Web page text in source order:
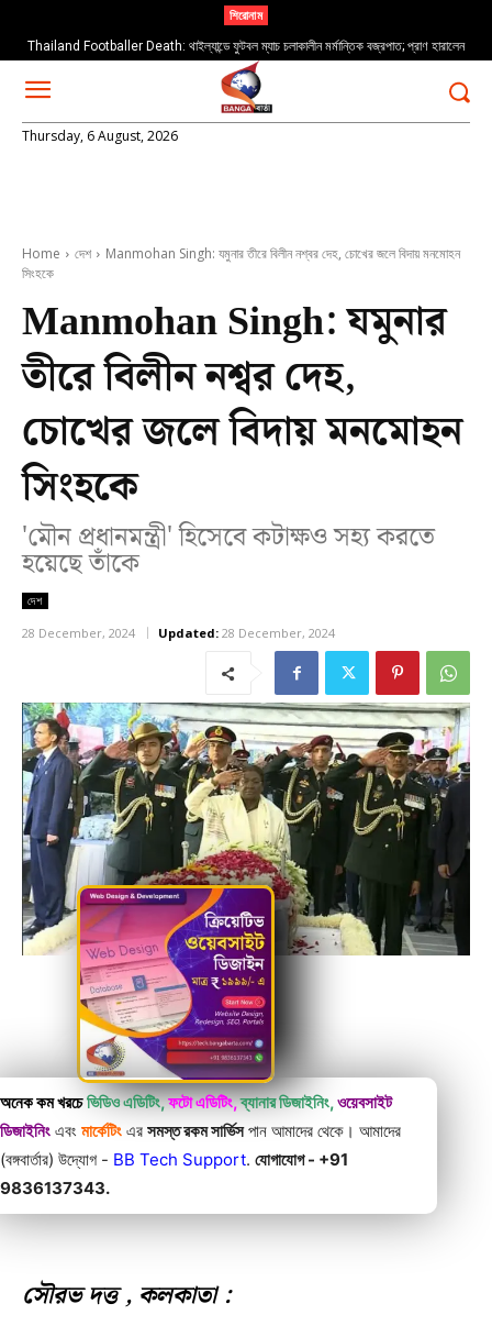
শিরোনাম
Thailand Footballer Death: থাইল্যান্ডে ফুটবল ম্যাচ চলাকালীন মর্মান্তিক বজ্রপাত; প্রাণ হারালেন
তরুণ ফুটবলার সাফওয়ান আওয়ে
Thursday, 6 August, 2026
Home দেশ
Manmohan Singh: যমুনার তীরে বিলীন নশ্বর দেহ, চোখের জলে বিদায় মনমোহন
সিংহকে
Manmohan Singh: যমুনার
তীরে বিলীন নশ্বর দেহ,
চোখের জলে বিদায় মনমোহন
সিংহকে
'মৌন প্রধানমন্ত্রী' হিসেবে কটাক্ষও সহ্য করতে
হয়েছে তাঁকে
দেশ
28 December, 2024 Updated: 28 December, 2024
অনেক কম খরচে ভিডিও এডিটিং,ফটো এডিটিং,ব্যানার ডিজাইনিং,ওয়েবসাইট
ডিজাইনিং এবং মার্কেটিং এর সমস্ত রকম সার্ভিসপান আমাদের থেকে। আমাদের
(বঙ্গবার্তার) উদ্যোগ - BB Tech Support. যোগাযোগ - +91
9836137343.
সৌরভ দত্ত , কলকাতা :